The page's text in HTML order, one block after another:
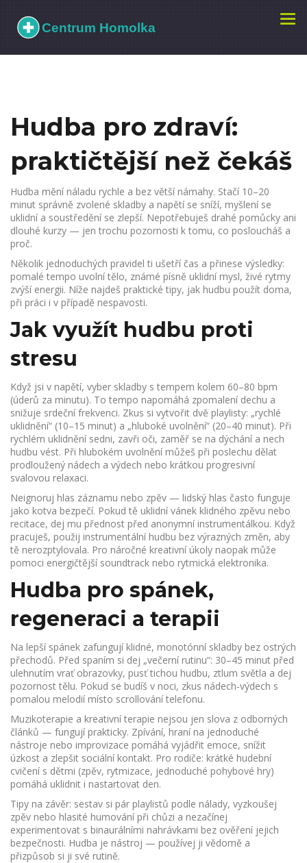
Hudba pro zdraví:
praktičtější než čekáš
Hudba mění náladu rychle a bez větší námahy. Stačí 10–20
minut správně zvolené skladby a napětí se sníží, myšlení se
uklidní a soustředění se zlepší. Nepotřebuješ drahé pomůcky ani
dlouhé kurzy — jen trochu pozornosti k tomu, co posloucháš a
proč.
Několik jednoduchých pravidel ti ušetří čas a přinese výsledky:
pomalé tempo uvolní tělo, známé písně uklidní mysl, živé rytmy
zvýší energii. Níže najdeš praktické tipy, jak hudbu použít doma,
při práci i v případě nespavosti.
Jak využít hudbu proti
stresu
Když jsi v napětí, vyber skladby s tempem kolem 60–80 bpm
(úderů za minutu). To tempo napomáhá zpomalení dechu a
snižuje srdeční frekvenci. Zkus si vytvořit dvě playlisty: „rychlé
uklidnění“ (10–15 minut) a „hluboké uvolnění“ (20–40 minut). Při
rychlém uklidnění sedni, zavři oči, zaměř se na dýchání a nech
hudbu vést. Při hlubokém uvolnění můžeš při poslechu dělat
prodloužený nádech a výdech nebo krátkou progresivní
svalovou relaxaci.
Neignoruj hlas záznamu nebo zpěv — lidský hlas často funguje
jako kotva bezpečí. Pokud tě uklidní vánek klidného zpěvu nebo
recitace, dej mu přednost před anonymní instrumentálkou. Když
pracuješ, použij instrumentální hudbu bez výrazných změn, aby
tě nerozptylovala. Pro náročné kreativní úkoly naopak může
pomoci energičtější soundtrack nebo rytmická elektronika.
Hudba pro spánek,
regeneraci a terapii
Na lepší spánek zafungují klidné, monotónní skladby bez ostrých
přechodů. Před spaním si dej „večerní rutinu“: 30–45 minut před
ulehnutím vrať obrazovky, pusť tichou hudbu, ztlum světla a dej
pozornost tělu. Pokud se budíš v noci, zkus nádech‑výdech s
pomalou melodií místo scrollování telefonu.
Muzikoterapie a kreativní terapie nejsou jen slova z odborných
článků — fungují prakticky. Zpívání, hraní na jednoduché
nástroje nebo improvizace pomáhá vyjádřit emoce, snížit
úzkost a zlepšit sociální kontakt. Pro rodiče: krátké hudební
cvičení s dětmi (zpěv, rytmizace, jednoduché pohybové hry)
pomáhá uklidnit i nastartovat den.
Tipy na závěr: sestav si pár playlistů podle nálady, vyzkoušej
zpěv nebo hlasité humování při chůzi a nezačínej
experimentovat s binaurálními nahrávkami bez ověření jejich
bezpečnosti. Hudba je nástroj — používej ji vědomě a
přizpůsob si ji své rutině.